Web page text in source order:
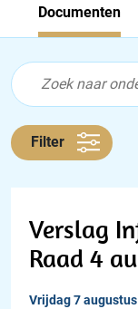
Documenten
Feed
Filter
Verslag
Raad 4
vrijdag 7